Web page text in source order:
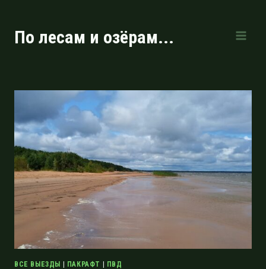
содержимому
По лесам и озёрам...
ВСЕ ВЫЕЗДЫ | ПАКРАФТ | ПВД